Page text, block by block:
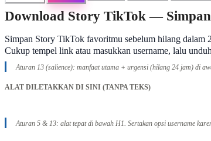
Download Story TikTok —
Simpan Story TikTok favoritmu sebelum hilang dalam
Cukup tempel link atau masukkan username, lalu
Aturan 13 (salience): manfaat utama + urgensi (hilang 24 jam) di
ALAT DILETAKKAN DI SINI (TANPA TEKS)
Aturan 5 & 13: alat tepat di bawah H1. Sertakan opsi username